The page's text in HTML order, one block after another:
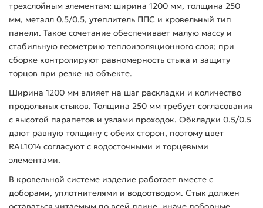
трехслойным элементам: ширина 1200 мм, толщина 250
мм, металл 0.5/0.5, утеплитель ППС и кровельный тип
панели. Такое сочетание обеспечивает малую массу и
стабильную геометрию теплоизоляционного слоя; при
сборке контролируют равномерность стыка и защиту
торцов при резке на объекте.
Ширина 1200 мм влияет на шаг раскладки и количество
продольных стыков. Толщина 250 мм требует согласования
с высотой парапетов и узлами проходок. Обкладки 0.5/0.5
дают равную толщину с обеих сторон, поэтому цвет
RAL1014 согласуют с водосточными и торцевыми
элементами.
В кровельной системе изделие работает вместе с
доборами, уплотнителями и водоотводом. Стык должен